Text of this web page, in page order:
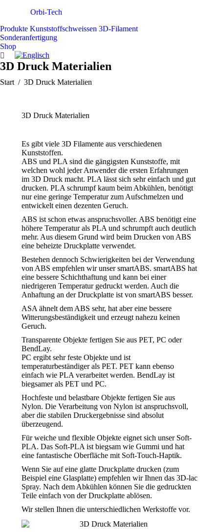
Orbi-Tech
Produkte Kunststoffschweissen 3D-Filament
Sonderanfertigung
Shop
Search:
3D Druck Materialien
Sie befinden sich hier:
Start 3D Druck Materialien
3D Druck Materialien
Es gibt viele 3D Filamente aus verschiedenen
Kunststoffen.
ABS und PLA sind die gängigsten Kunststoffe, mit
welchen wohl jeder Anwender die ersten Erfahrungen
im 3D Druck macht. PLA lässt sich sehr einfach und gut
drucken. PLA schrumpf kaum beim Abkühlen, benötigt
nur eine geringe Temperatur zum Aufschmelzen und
entwickelt einen dezenten Geruch.
ABS ist schon etwas anspruchsvoller. ABS benötigt eine
höhere Temperatur als PLA und schrumpft auch deutlich
mehr. Aus diesem Grund wird beim Drucken von ABS
eine beheizte Druckplatte verwendet.
Bestehen dennoch Schwierigkeiten bei der Verwendung
von ABS empfehlen wir unser smartABS. smartABS hat
eine bessere Schichthaftung und kann bei einer
niedrigeren Temperatur gedruckt werden. Auch die
Anhaftung an der Druckplatte ist von smartABS besser.
ASA ähnelt dem ABS sehr, hat aber eine bessere
Witterungsbeständigkeit und erzeugt nahezu keinen
Geruch.
Transparente Objekte fertigen Sie aus PET, PC oder
BendLay.
PC ergibt sehr feste Objekte und ist
temperaturbeständiger als PET. PET kann ebenso
einfach wie PLA verarbeitet werden. BendLay ist
biegsamer als PET und PC.
Hochfeste und belastbare Objekte fertigen Sie aus
Nylon. Die Verarbeitung von Nylon ist anspruchsvoll,
aber die stabilen Druckergebnisse sind absolut
überzeugend.
Für weiche und flexible Objekte eignet sich unser Soft-
PLA. Das Soft-PLA ist biegsam wie Gummi und hat
eine fantastische Oberfläche mit Soft-Touch-Haptik.
Wenn Sie auf eine glatte Druckplatte drucken (zum
Beispiel eine Glasplatte) empfehlen wir Ihnen das 3D-lac
Spray. Nach dem Abkühlen können Sie die gedruckten
Teile einfach von der Druckplatte ablösen.
Wir stellen Ihnen die unterschiedlichen Werkstoffe vor.